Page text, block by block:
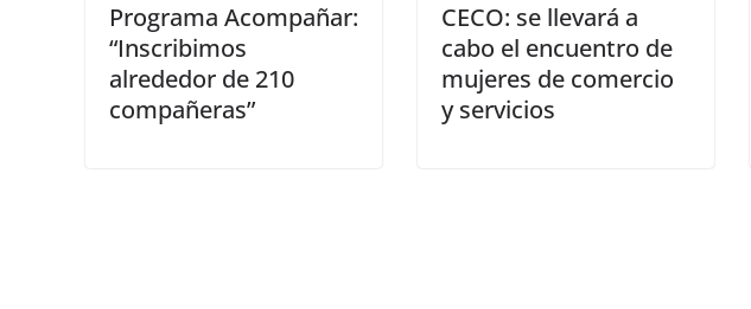
Programa Acompañar:
“Inscribimos
alrededor de 210
compañeras”
CECO: se llevará a
cabo el encuentro de
mujeres de comercio
y servicios